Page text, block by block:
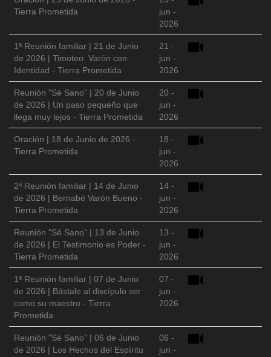
Tierra Prometida
jun -
2026
1ª Reunión familiar | 21 de Junio
de 2026 | Timoteo: Varón con
Identidad - Tierra Prometida
21 -
jun -
2026
Reunión "Sé Sano" | 20 de Junio
de 2026 | Un paso pequeño que
llega muy lejos - Tierra Prometida
20 -
jun -
2026
Oración | 18 de Junio de 2026 -
Tierra Prometida
18 -
jun -
2026
2ª Reunión familiar | 14 de Junio
de 2026 | Bernabé Varón Bueno -
Tierra Prometida
14 -
jun -
2026
Reunión "Sé Sano" | 13 de Junio
de 2026 | El Testimonio es Poder -
Tierra Prometida
13 -
jun -
2026
1ª Reunión familiar | 07 de Junio
de 2026 | Bástale al discípulo ser
como su maestro - Tierra
Prometida
07 -
jun -
2026
Reunión "Sé Sano" | 06 de Junio
de 2026 | Los Hechos del Espíritu
06 -
jun -